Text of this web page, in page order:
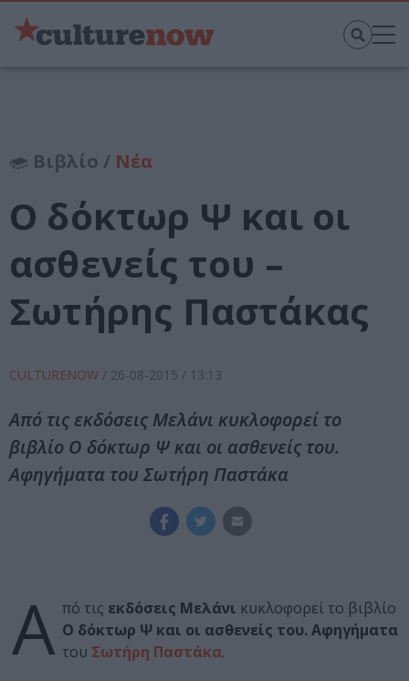
Βιβλίο / Νέα
Ο δόκτωρ Ψ και οι
ασθενείς του –
Σωτήρης Παστάκας
CULTURENOW / 26-08-2015 / 13:13
Από τις εκδόσεις Μελάνι κυκλοφορεί το
βιβλίο Ο δόκτωρ Ψ και οι ασθενείς του.
Αφηγήματα του Σωτήρη Παστάκα
Α πό τις εκδόσεις Μελάνι κυκλοφορεί το βιβλίο
Ο δόκτωρ Ψ και οι ασθενείς του. Αφηγήματα
του Σωτήρη Παστάκα.